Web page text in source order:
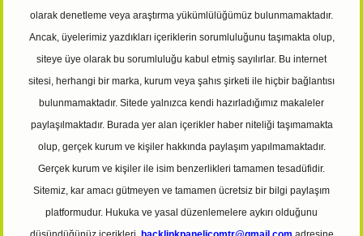
olarak denetleme veya araştırma yükümlülüğümüz bulunmamaktadır.
Ancak, üyelerimiz yazdıkları içeriklerin sorumluluğunu taşımakta olup,
siteye üye olarak bu sorumluluğu kabul etmiş sayılırlar. Bu internet
sitesi, herhangi bir marka, kurum veya şahıs şirketi ile hiçbir bağlantısı
bulunmamaktadır. Sitede yalnızca kendi hazırladığımız makaleler
paylaşılmaktadır. Burada yer alan içerikler haber niteliği taşımamakta
olup, gerçek kurum ve kişiler hakkında paylaşım yapılmamaktadır.
Gerçek kurum ve kişiler ile isim benzerlikleri tamamen tesadüfidir.
Sitemiz, kar amacı gütmeyen ve tamamen ücretsiz bir bilgi paylaşım
platformudur. Hukuka ve yasal düzenlemelere aykırı olduğunu